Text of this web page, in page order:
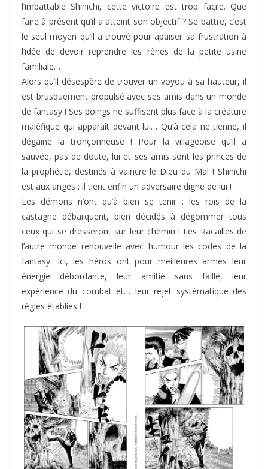
l’imbattable Shinichi, cette victoire est trop facile. Que
faire à présent qu’il a atteint son objectif ? Se battre, c’est
le seul moyen qu’il a trouvé pour apaiser sa frustration à
l’idée de devoir reprendre les rênes de la petite usine
familiale…
Alors qu’il désespère de trouver un voyou à sa hauteur, il
est brusquement propulsé avec ses amis dans un monde
de fantasy ! Ses poings ne suffisent plus face à la créature
maléfique qui apparaît devant lui… Qu’à cela ne tienne, il
dégaine la tronçonneuse ! Pour la villageoise qu’il a
sauvée, pas de doute, lui et ses amis sont les princes de
la prophétie, destinés à vaincre le Dieu du Mal ! Shinichi
est aux anges : il tient enfin un adversaire digne de lui !
Les démons n’ont qu’à bien se tenir : les rois de la
castagne débarquent, bien décidés à dégommer tous
ceux qui se dresseront sur leur chemin ! Les Racailles de
l’autre monde renouvelle avec humour les codes de la
fantasy. Ici, les héros ont pour meilleures armes leur
énergie débordante, leur amitié sans faille, leur
expérience du combat et… leur rejet systématique des
règles établies !